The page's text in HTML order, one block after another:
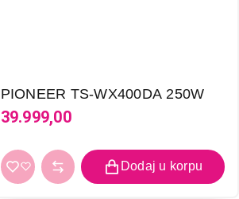
PIONEER TS-WX400DA 250W
39.999,00